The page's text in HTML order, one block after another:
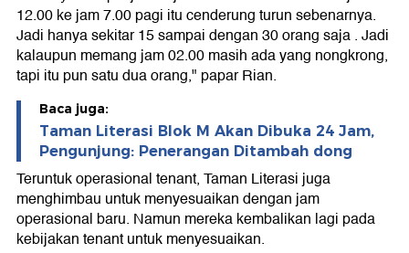
12.00 ke jam 7.00 pagi itu cenderung turun sebenarnya.
Jadi hanya sekitar 15 sampai dengan 30 orang saja . Jadi
kalaupun memang jam 02.00 masih ada yang nongkrong,
tapi itu pun satu dua orang," papar Rian.
Baca juga:
Taman Literasi Blok M Akan Dibuka 24 Jam,
Pengunjung: Penerangan Ditambah dong
Teruntuk operasional tenant, Taman Literasi juga
menghimbau untuk menyesuaikan dengan jam
operasional baru. Namun mereka kembalikan lagi pada
kebijakan tenant untuk menyesuaikan.